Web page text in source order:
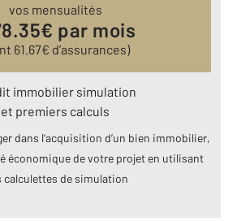
vos mensualités
€ par mois
61.67€ d’assurances)
immobilier simulation
et premiers calculs
dans l’acquisition d’un bien immobilier,
économique de votre projet en utilisant
calculettes de simulation